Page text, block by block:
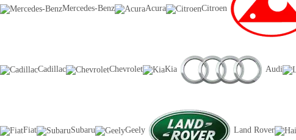
Mercedes-Benz Acura Citroen
Cadillac Chevrolet Kia Audi
Fiat Subaru Geely Land Rover